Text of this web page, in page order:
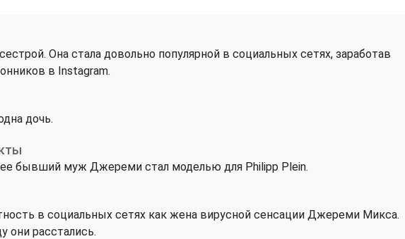
Она стала довольно популярной в социальных сетях, заработав
в Instagram.
дочь.
бывший муж Джереми стал моделью для Philipp Plein.
в социальных сетях как жена вирусной сенсации Джереми Микса.
они расстались.